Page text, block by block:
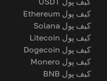
کیف پول Ethereum
کیف پول Solana
کیف پول Litecoin
کیف پول Dogecoin
کیف پول Monero
کیف پول BNB